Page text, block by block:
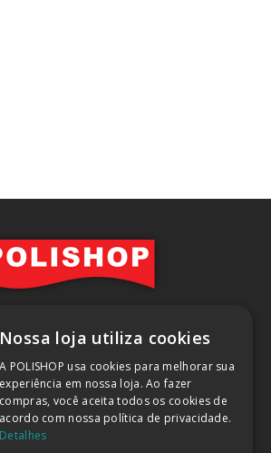
LTDA, inscrita no CNPJ/MF sob o nº
com sede na Rua Kanebo, nº 175,
Jundiaí/SP, CEP: 13213-090
100% SEGURA (SAIBA MAIS)
BAIXE NOSSO APP
Nossa loja utiliza cookies
A POLISHOP usa cookies para melhorar sua
experiência em nossa loja. Ao fazer
compras, você aceita todos os cookies de
acordo com nossa política de privacidade.
Detalhes